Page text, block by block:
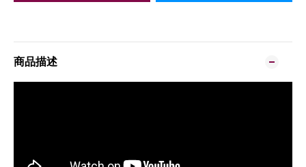
商品描述